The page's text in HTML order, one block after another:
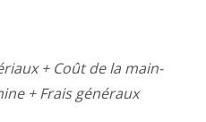
+ Coût de la main-
+ Frais généraux